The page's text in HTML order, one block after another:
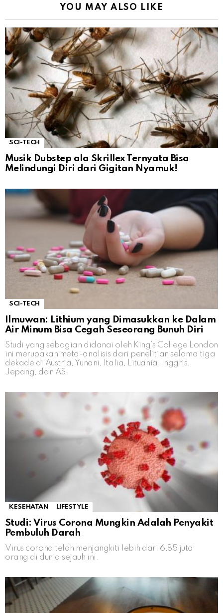
YOU MAY ALSO LIKE
SCI-TECH
Musik Dubstep ala Skrillex Ternyata Bisa
Melindungi Diri dari Gigitan Nyamuk!
SCI-TECH
Ilmuwan: Lithium yang Dimasukkan ke Dalam
Air Minum Bisa Cegah Seseorang Bunuh Diri
Studi yang sebagian didanai oleh King’s College London
ini merupakan meta-analisis dari penelitian selama tiga
dekade di Austria, Yunani, Italia, Lituania, Inggris,
Jepang, dan AS.
KESEHATAN LIFESTYLE
Studi: Virus Corona Mungkin Adalah Penyakit
Pembuluh Darah
Virus corona telah menjangkiti lebih dari 6,85 juta
orang di dunia sejauh ini.